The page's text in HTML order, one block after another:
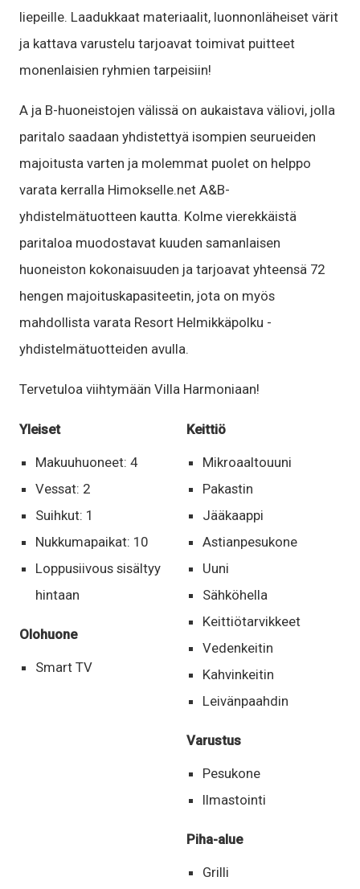
liepeille. Laadukkaat materiaalit, luonnonläheiset värit
ja kattava varustelu tarjoavat toimivat puitteet
monenlaisien ryhmien tarpeisiin!
A ja B-huoneistojen välissä on aukaistava väliovi, jolla
paritalo saadaan yhdistettyä isompien seurueiden
majoitusta varten ja molemmat puolet on helppo
varata kerralla Himokselle.net A&B-
yhdistelmätuotteen kautta. Kolme vierekkäistä
paritaloa muodostavat kuuden samanlaisen
huoneiston kokonaisuuden ja tarjoavat yhteensä 72
hengen majoituskapasiteetin, jota on myös
mahdollista varata Resort Helmikkäpolku -
yhdistelmätuotteiden avulla.
Tervetuloa viihtymään Villa Harmoniaan!
Yleiset
Makuuhuoneet: 4
Vessat: 2
Suihkut: 1
Nukkumapaikat: 10
Loppusiivous sisältyy
hintaan
Olohuone
Smart TV
Keittiö
Mikroaaltouuni
Pakastin
Jääkaappi
Astianpesukone
Uuni
Sähköhella
Keittiötarvikkeet
Vedenkeitin
Kahvinkeitin
Leivänpaahdin
Varustus
Pesukone
Ilmastointi
Piha-alue
Grilli